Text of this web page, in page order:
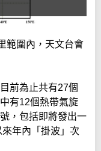
範圍內，天文台會
前為止共有27個
有12個熱帶氣旋
，包括即將發出一
年內「掛波」次